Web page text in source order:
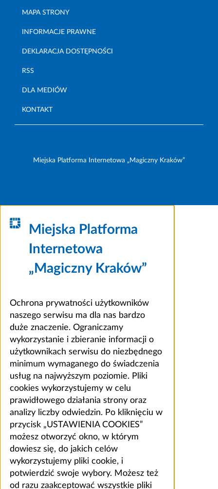
MAPA STRONY
INFORMACJE PRAWNE
DEKLARACJA DOSTĘPNOŚCI
RSS
DLA MEDIÓW
KONTAKT
Miejska Platforma Internetowa „Magiczny Kraków”
Miejska Platforma
Internetowa
„Magiczny Kraków”
Ochrona prywatności użytkowników
naszego serwisu ma dla nas bardzo
duże znaczenie. Ograniczamy
wykorzystanie i zbieranie informacji o
użytkownikach serwisu do niezbędnego
minimum wymaganego do świadczenia
usług na najwyższym poziomie. Pliki
cookies wykorzystujemy w celu
prawidłowego działania strony oraz
analizy liczby odwiedzin. Po kliknięciu w
przycisk „USTAWIENIA COOKIES”
możesz otworzyć okno, w którym
dowiesz się, do jakich celów
wykorzystujemy pliki cookie, i
potwierdzić swoje wybory. Możesz też
od razu zaakceptować wszystkie pliki